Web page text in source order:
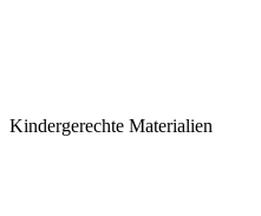
Kindergerechte Materialien